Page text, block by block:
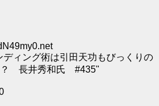
ィング術は引田天功もびっくりの
？ 長井秀和氏 #435"